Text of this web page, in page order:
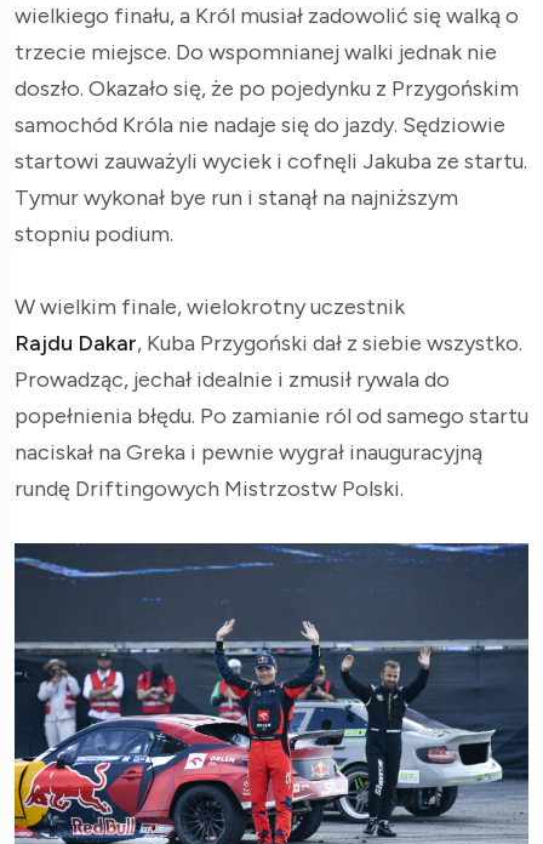
wielkiego finału, a Król musiał zadowolić się walką o
trzecie miejsce. Do wspomnianej walki jednak nie
doszło. Okazało się, że po pojedynku z Przygońskim
samochód Króla nie nadaje się do jazdy. Sędziowie
startowi zauważyli wyciek i cofnęli Jakuba ze startu.
Tymur wykonał bye run i stanął na najniższym
stopniu podium.
W wielkim finale, wielokrotny uczestnik
Rajdu Dakar, Kuba Przygoński dał z siebie wszystko.
Prowadząc, jechał idealnie i zmusił rywala do
popełnienia błędu. Po zamianie ról od samego startu
naciskał na Greka i pewnie wygrał inauguracyjną
rundę Driftingowych Mistrzostw Polski.